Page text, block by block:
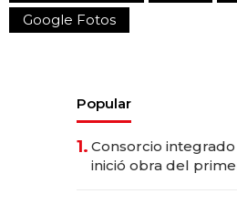
Google Fotos
Popular
1. Consorcio
inició obra del